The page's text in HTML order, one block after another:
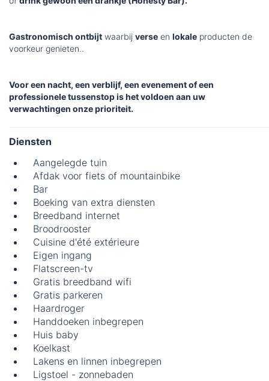
Gastronomisch ontbijt waarbij verse en lokale producten de
voorkeur genieten..
Voor een nacht, een verblijf, een evenement of een
professionele tussenstop is het voldoen aan uw
verwachtingen onze prioriteit.
Diensten
Aangelegde tuin
Afdak voor fiets of mountainbike
Bar
Boeking van extra diensten
Breedband internet
Broodrooster
Cuisine d'été extérieure
Eigen ingang
Flatscreen-tv
Gratis breedband wifi
Gratis parkeren
Haardroger
Handdoeken inbegrepen
Huis baby
Koelkast
Lakens en linnen inbegrepen
Ligstoel - zonnebaden